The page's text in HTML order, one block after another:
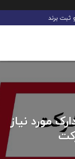
برند
مورد نیاز